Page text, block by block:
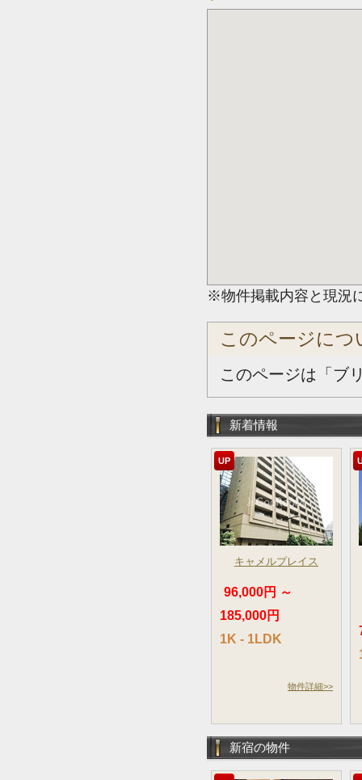
※物件掲載内容と現況
このページにつ
このページは「ブ
新着情報
UP
キャメルプレイス
96,000円 ～
185,000円
1K - 1LDK
物件詳細>>
新宿の物件